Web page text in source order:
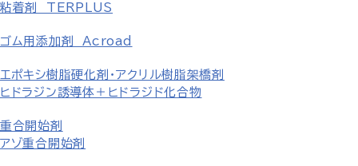
粘着剤 TERPLUS
ゴム用添加剤 Acroad
エポキシ樹脂硬化剤・アクリル樹脂架橋剤
ヒドラジン誘導体＋ヒドラジド化合物
重合開始剤
アゾ重合開始剤